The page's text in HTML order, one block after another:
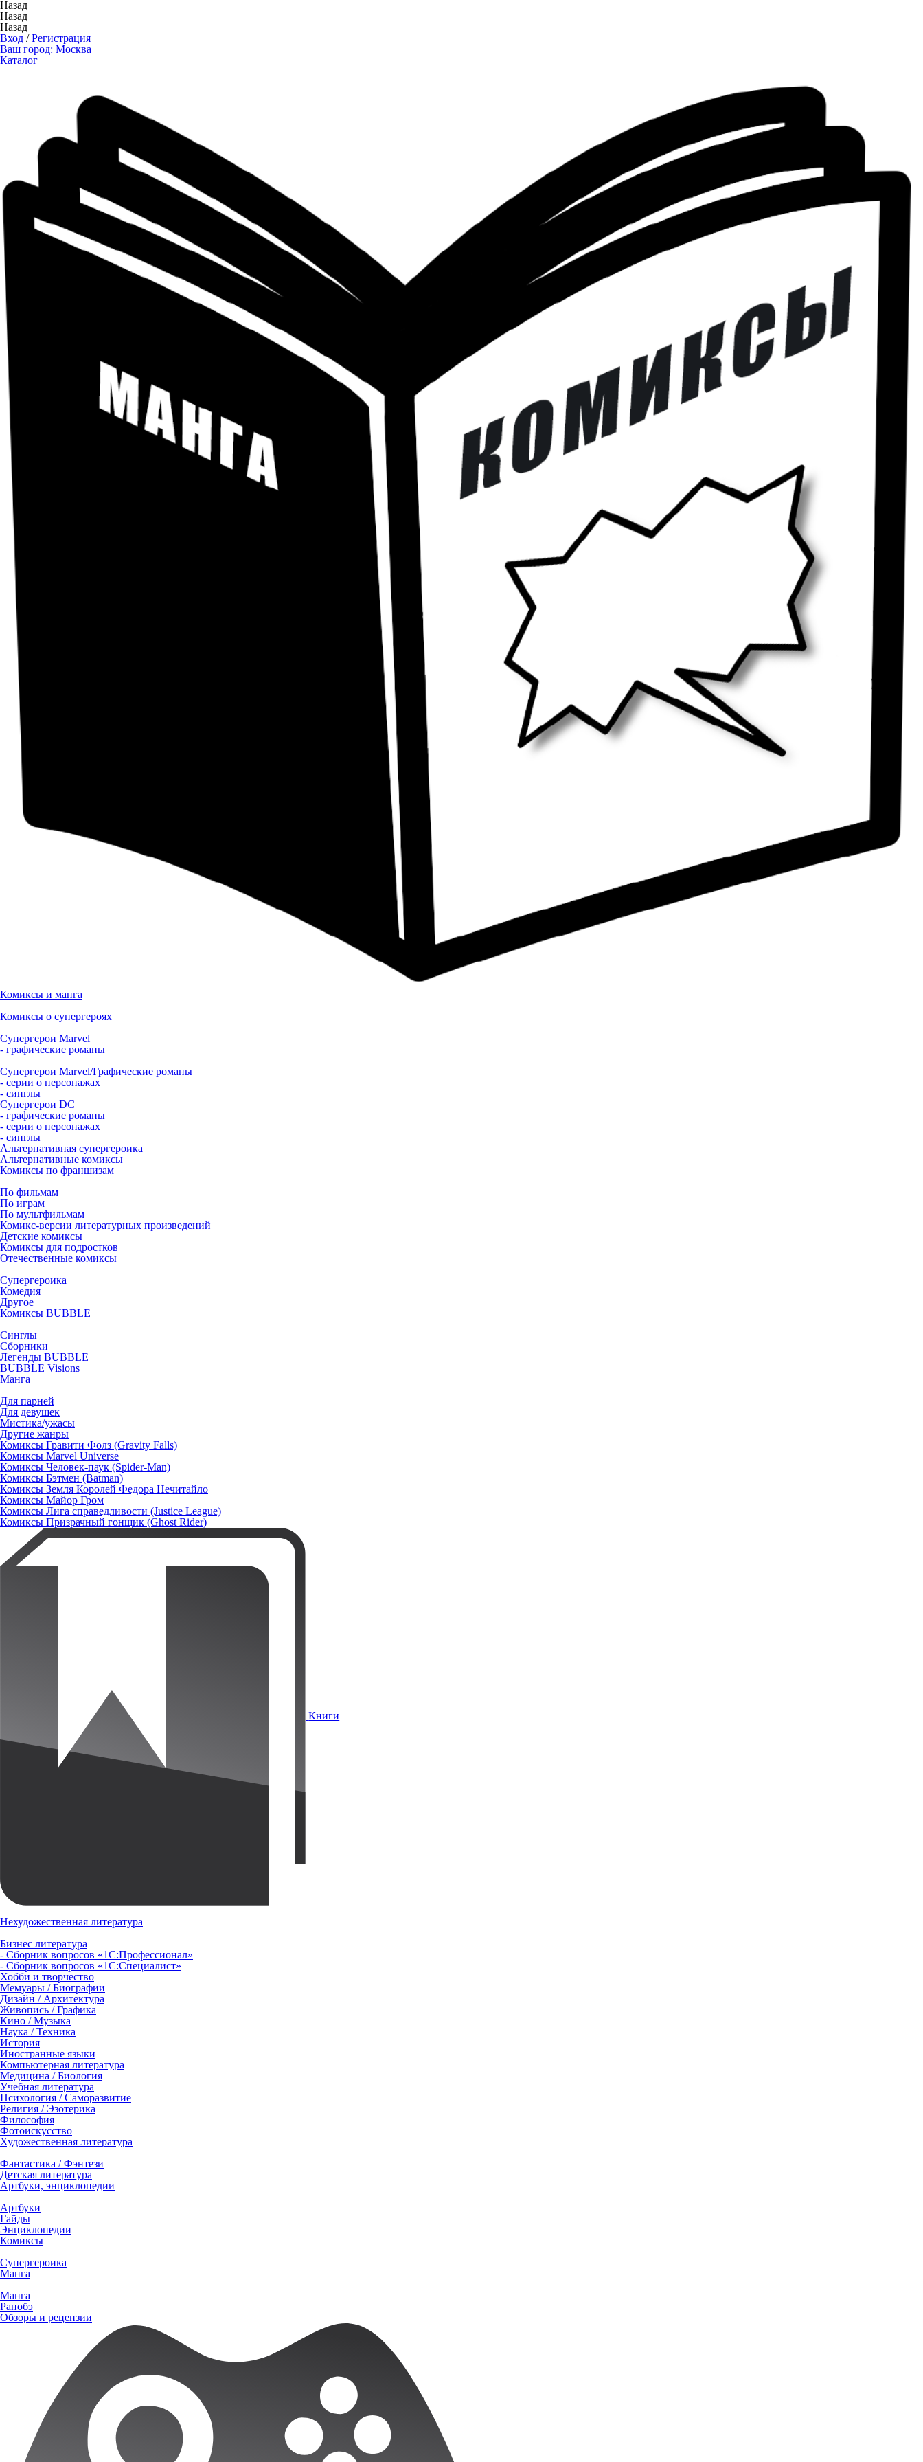
Назад
Назад
Назад
Вход /Регистрация
Ваш город: Москва
Каталог
Комиксы и манга
Комиксы о супергероях
Супергерои Marvel
- графические романы
Супергерои Marvel/Графические романы
- серии о персонажах
- синглы
Супергерои DC
- графические романы
- серии о персонажах
- синглы
Альтернативная супергероика
Альтернативные комиксы
Комиксы по франшизам
По фильмам
По играм
По мультфильмам
Комикс-версии литературных произведений
Детские комиксы
Комиксы для подростков
Отечественные комиксы
Супергероика
Комедия
Другое
Комиксы BUBBLE
Синглы
Сборники
Легенды BUBBLE
BUBBLE Visions
Манга
Для парней
Для девушек
Мистика/ужасы
Другие жанры
Комиксы Гравити Фолз (Gravity Falls)
Комиксы Marvel Universe
Комиксы Человек-паук (Spider-Man)
Комиксы Бэтмен (Batman)
Комиксы Земля Королей Федора Нечитайло
Комиксы Майор Гром
Комиксы Лига справедливости (Justice League)
Комиксы Призрачный гонщик (Ghost Rider)
Книги
Нехудожественная литература
Бизнес литература
- Сборник вопросов «1С:Профессионал»
- Сборник вопросов «1С:Специалист»
Хобби и творчество
Мемуары / Биографии
Дизайн / Архитектура
Живопись / Графика
Кино / Музыка
Наука / Техника
История
Иностранные языки
Компьютерная литература
Медицина / Биология
Учебная литература
Психология / Саморазвитие
Религия / Эзотерика
Философия
Фотоискусство
Художественная литература
Фантастика / Фэнтези
Детская литература
Артбуки, энциклопедии
Артбуки
Гайды
Энциклопедии
Комиксы
Супергероика
Манга
Манга
Ранобэ
Обзоры и рецензии